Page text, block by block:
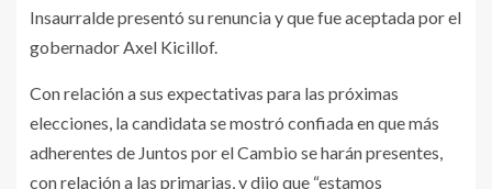
Insaurralde presentó su renuncia y que fue aceptada por el
gobernador Axel Kicillof.
Con relación a sus expectativas para las próximas
elecciones, la candidata se mostró confiada en que más
adherentes de Juntos por el Cambio se harán presentes,
con relación a las primarias, y dijo que “estamos